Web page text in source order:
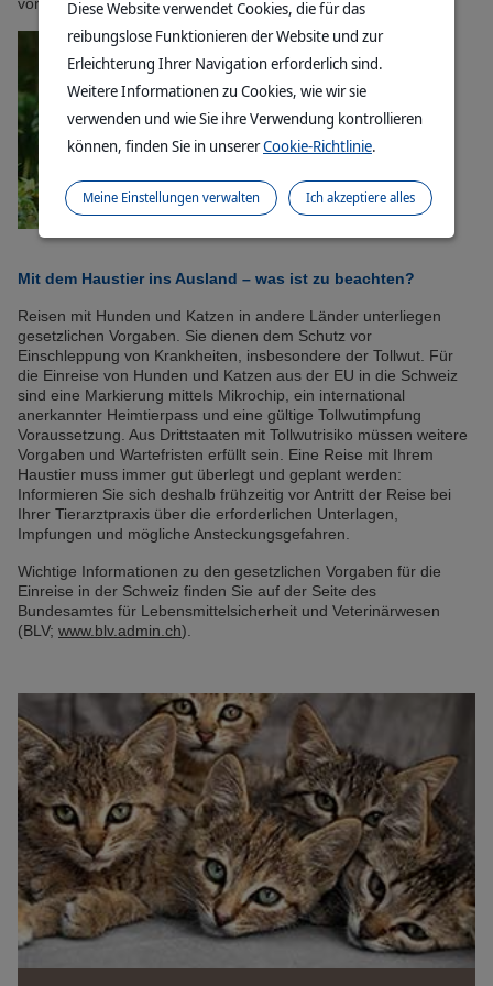
Mit dem Haustier ins Ausland – was ist zu beachten?
Reisen mit Hunden und Katzen in andere Länder unterliegen
gesetzlichen Vorgaben. Sie dienen dem Schutz vor
Einschleppung von Krankheiten, insbesondere der Tollwut. Für
die Einreise von Hunden und Katzen aus der EU in die Schweiz
sind eine Markierung mittels Mikrochip, ein international
anerkannter Heimtierpass und eine gültige Tollwutimpfung
Voraussetzung. Aus Drittstaaten mit Tollwutrisiko müssen weitere
Vorgaben und Wartefristen erfüllt sein. Eine Reise mit Ihrem
Haustier muss immer gut überlegt und geplant werden:
Informieren Sie sich deshalb frühzeitig vor Antritt der Reise bei
Ihrer Tierarztpraxis über die erforderlichen Unterlagen,
Impfungen und mögliche Ansteckungsgefahren.
Wichtige Informationen zu den gesetzlichen Vorgaben für die
Einreise in der Schweiz finden Sie auf der Seite des
Bundesamtes für Lebensmittelsicherheit und Veterinärwesen
(BLV; www.blv.admin.ch).
Diese Website verwendet Cookies, die für das
reibungslose Funktionieren der Website und zur
Erleichterung Ihrer Navigation erforderlich sind.
Weitere Informationen zu Cookies, wie wir sie
verwenden und wie Sie ihre Verwendung kontrollieren
können, finden Sie in unsererCookie-Richtlinie.
Ich akzeptiere alles
Meine Einstellungen verwalten